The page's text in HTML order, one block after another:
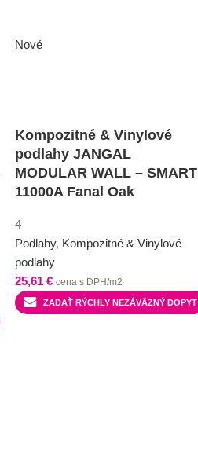
Nové
Kompozitné & Vinylové
podlahy JANGAL
MODULAR WALL – SMART
11000A Fanal Oak
4
Podlahy, Kompozitné & Vinylové
podlahy
25,61€ cena s DPH/m2
ZADAŤ RÝCHLY NEZÁVÄZNÝ DOPYT